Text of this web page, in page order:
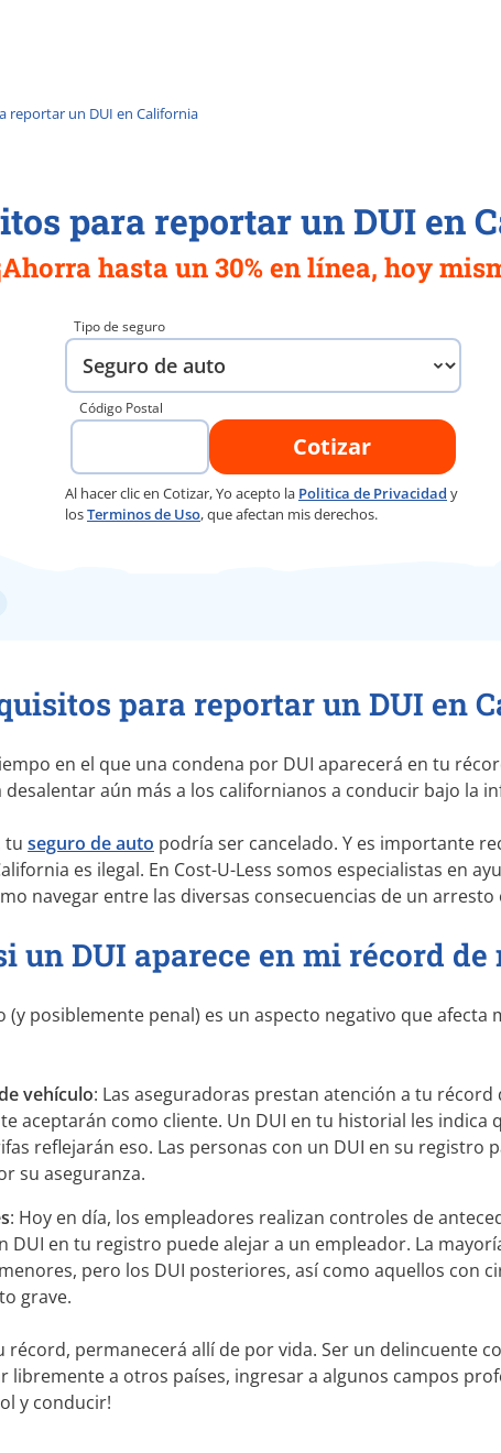
reportar un DUI en California
para reportar un DUI en
hasta un 30% en línea, hoy
Tipo de seguro
Código Postal
Cotizar
Al hacer clic en Cotizar, Yo acepto la Politica de Privacidad y
losTerminos de Uso, que afectan mis derechos.
para reportar un DUI en
en el que una condena por DUI aparecerá en tu
aún más a los californianos a conducir bajo la
tu seguro de auto podría ser cancelado. Y es importante
es ilegal. En Cost-U-Less somos especialistas en
navegar entre las diversas consecuencias de un
un DUI aparece en mi récord de
posiblemente penal) es un aspecto negativo que afecta
vehículo: Las aseguradoras prestan atención a tu
aceptarán como cliente. Un DUI en tu historial les indica
reflejarán eso. Las personas con un DUI en su registro
su aseguranza.
: Hoy en día, los empleadores realizan controles de
DUI en tu registro puede alejar a un empleador. La
pero los DUI posteriores, así como aquellos con
grave.
récord, permanecerá allí de por vida. Ser un delincuente
libremente a otros países, ingresar a algunos campos
y conducir!